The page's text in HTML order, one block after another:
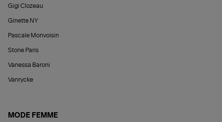
Gigi Clozeau
Ginette NY
Pascale Monvoisin
Stone Paris
Vanessa Baroni
Vanrycke
MODE FEMME